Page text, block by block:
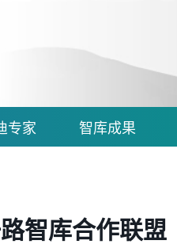
专家 智库成果
智库合作联盟